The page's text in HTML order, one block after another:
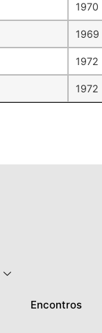
1970
1969
1972
1972
Encontros